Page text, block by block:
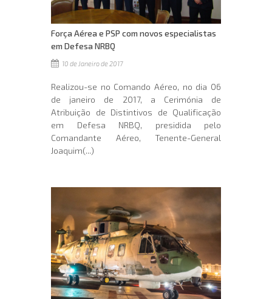
Força Aérea e PSP com novos especialistas
em Defesa NRBQ
10 de Janeiro de 2017
Realizou-se no Comando Aéreo, no dia 06
de janeiro de 2017, a Cerimónia de
Atribuição de Distintivos de Qualificação
em Defesa NRBQ, presidida pelo
Comandante Aéreo, Tenente-General
Joaquim(...)